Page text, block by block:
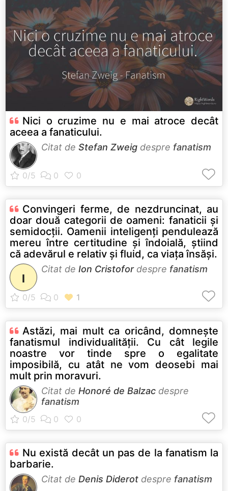
Nici o cruzime nu e mai atroce decât
aceea a fanaticului.
Citat de Stefan Zweig despre fanatism
Convingeri ferme, de nezdruncinat, au
doar două categorii de oameni: fanaticii şi
semidocţii. Oamenii inteligenţi pendulează
mereu între certitudine şi îndoială, ştiind
că adevărul e relativ şi fluid, ca viaţa însăşi.
I
Citat de Ion Cristofordespre fanatism
Astăzi, mai mult ca oricând, domneşte
fanatismul individualităţii. Cu cât legile
noastre vor tinde spre o egalitate
imposibilă, cu atât ne vom deosebi mai
mult prin moravuri.
Citat de Honoré de Balzac despre
fanatism
Nu există decât un pas de la fanatism la
barbarie.
Citat de Denis Diderot despre fanatism